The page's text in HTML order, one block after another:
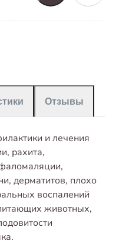
Отзывы
и лечения
рахита,
дерматитов, плохо
воспалений
животных,